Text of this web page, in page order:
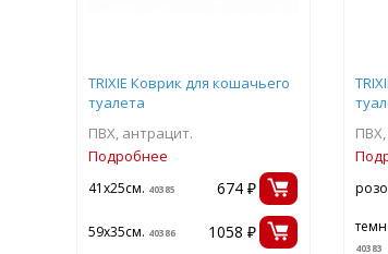
TRIXIE Коврик для кошачьего
туалета
ПВХ, антрацит.
Подробнее
41х25см. 40385 674 ₽
59х35см. 40386 1058 ₽
ПВХ,
40383